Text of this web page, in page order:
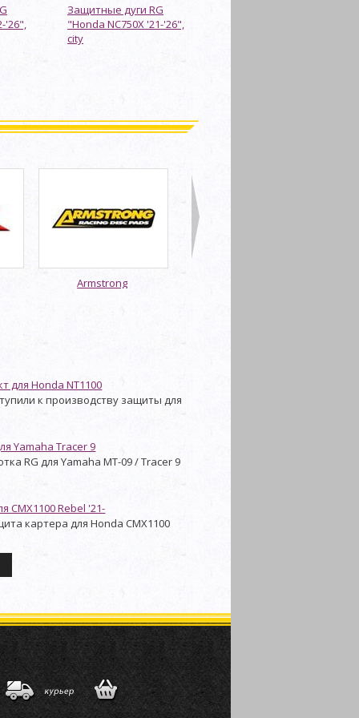
'26",
Защитные дуги RG
"Honda NC750X '21-'26",
city
Armstrong
для Honda NT1100
к производству защиты для
Yamaha Tracer 9
RG для Yamaha MT-09 / Tracer 9
CMX1100 Rebel '21-
картера для Honda CMX1100